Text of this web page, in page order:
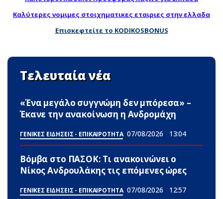
Καλύτερες νομιμες στοιχηματικες εταιριες στην ελλαδα
Επισκεφτείτε το KODIKOSBONUS
Τελευταία νέα
«Ένα μεγάλο συγγνώμη δεν μπόρεσα» –
Έκανε την ανακοίνωση η Ανδρομάχη
ΓΕΝΙΚΕΣ ΕΙΔΗΣΕΙΣ - ΕΠΙΚΑΙΡΟΤΗΤΑ 07/08/2026 13:04
Βόμβα στο ΠΑΣΟΚ: Τι ανακοινώνει ο
Νίκος Ανδρουλάκης τις επόμενες ώρες
ΓΕΝΙΚΕΣ ΕΙΔΗΣΕΙΣ - ΕΠΙΚΑΙΡΟΤΗΤΑ 07/08/2026 12:57